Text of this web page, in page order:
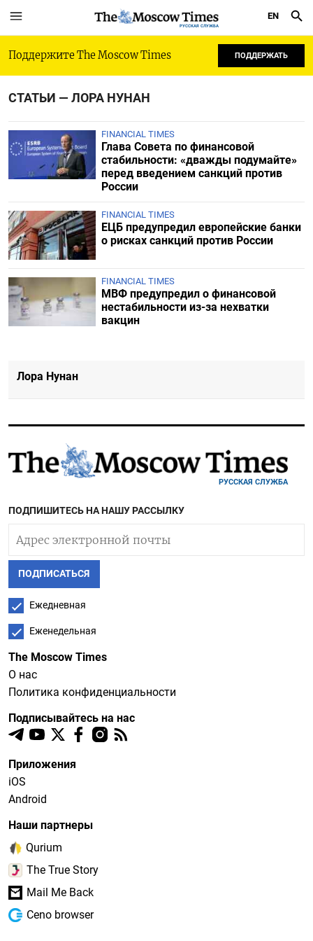
РУССКАЯ СЛУЖБА
EN
Поддержите The Moscow Times ПОДДЕРЖАТЬ
СТАТЬИ — ЛОРА НУНАН
FINANCIAL TIMES
Глава Совета по финансовой
стабильности: «дважды подумайте»
перед введением санкций против
России
FINANCIAL TIMES
ЕЦБ предупредил европейские банки
о рисках санкций против России
FINANCIAL TIMES
МВФ предупредил о финансовой
нестабильности из-за нехватки
вакцин
Лора Нунан
РУССКАЯ СЛУЖБА
ПОДПИШИТЕСЬ НА НАШУ РАССЫЛКУ
ПОДПИСАТЬСЯ
Ежедневная
Еженедельная
The Moscow Times
О нас
Политика конфиденциальности
Подписывайтесь на нас
Приложения
iOS
Android
Наши партнеры
Qurium
The True Story
Mail Me Back
Ceno browser